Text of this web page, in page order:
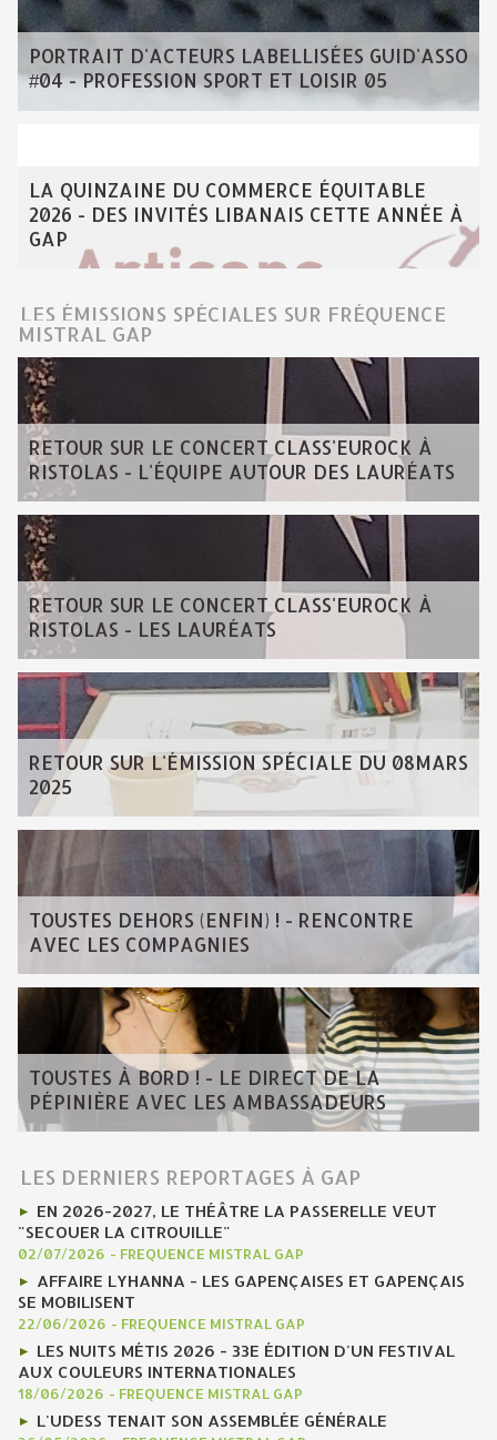
PORTRAIT D'ACTEURS LABELLISÉES GUID'ASSO
#04 - PROFESSION SPORT ET LOISIR 05
LA QUINZAINE DU COMMERCE ÉQUITABLE
2026 - DES INVITÉS LIBANAIS CETTE ANNÉE À
GAP
LES ÉMISSIONS SPÉCIALES SUR FRÉQUENCE
MISTRAL GAP
RETOUR SUR LE CONCERT CLASS'EUROCK À
RISTOLAS - L'ÉQUIPE AUTOUR DES LAURÉATS
RETOUR SUR LE CONCERT CLASS'EUROCK À
RISTOLAS - LES LAURÉATS
RETOUR SUR L'ÉMISSION SPÉCIALE DU 08MARS
2025
TOUSTES DEHORS (ENFIN) ! - RENCONTRE
AVEC LES COMPAGNIES
TOUSTES À BORD ! - LE DIRECT DE LA
PÉPINIÈRE AVEC LES AMBASSADEURS
LES DERNIERS REPORTAGES À GAP
EN 2026-2027, LE THÉÂTRE LA PASSERELLE VEUT
"SECOUER LA CITROUILLE"
02/07/2026 - FREQUENCE MISTRAL GAP
AFFAIRE LYHANNA - LES GAPENÇAISES ET GAPENÇAIS
SE MOBILISENT
22/06/2026 - FREQUENCE MISTRAL GAP
LES NUITS MÉTIS 2026 - 33E ÉDITION D'UN FESTIVAL
AUX COULEURS INTERNATIONALES
18/06/2026 - FREQUENCE MISTRAL GAP
L'UDESS TENAIT SON ASSEMBLÉE GÉNÉRALE